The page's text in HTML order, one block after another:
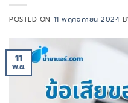
POSTED ON 11 พฤศจิกายน 2024
11
พ.ย.